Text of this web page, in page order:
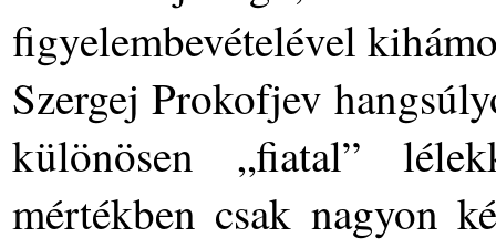
figyelembevételével
Szergej Prokofjev
különösen „fiatal”
mértékben csak nagyon